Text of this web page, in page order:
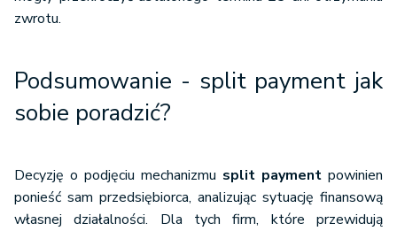
zwrotu.
Podsumowanie - split payment jak
sobie poradzić?
Decyzję o podjęciu mechanizmu split payment powinien
ponieść sam przedsiębiorca, analizując sytuację finansową
własnej działalności. Dla tych firm, które przewidują